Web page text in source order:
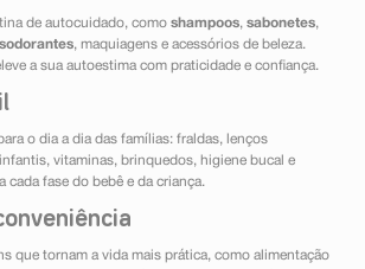
de autocuidado, como shampoos, sabonetes,
, maquiagens e acessórios de beleza.
a sua autoestima com praticidade e confiança.
o dia a dia das famílias: fraldas, lenços
vitaminas, brinquedos, higiene bucal e
cada fase do bebê e da criança.
que tornam a vida mais prática, como alimentação